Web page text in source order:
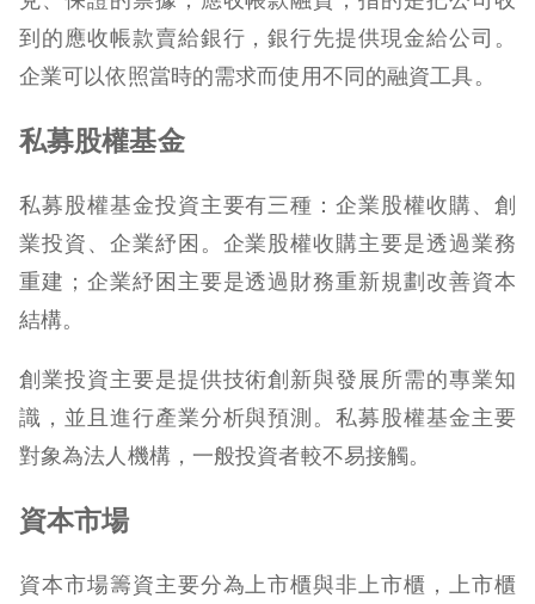
到的應收帳款賣給銀行，銀行先提供現金給公司。
企業可以依照當時的需求而使用不同的融資工具。
私募股權基金
私募股權基金投資主要有三種：企業股權收購、創
業投資、企業紓困。企業股權收購主要是透過業務
重建；企業紓困主要是透過財務重新規劃改善資本
結構。
創業投資主要是提供技術創新與發展所需的專業知
識，並且進行產業分析與預測。私募股權基金主要
對象為法人機構，一般投資者較不易接觸。
資本市場
資本市場籌資主要分為上市櫃與非上市櫃，上市櫃